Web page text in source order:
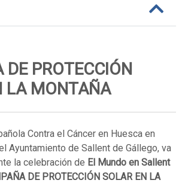
DE PROTECCIÓN
LA MONTAÑA
Contra el Cáncer en Huesca en
Ayuntamiento de Sallent de Gállego, va
la celebración de El Mundo en Sallent
DE PROTECCIÓN SOLAR EN LA